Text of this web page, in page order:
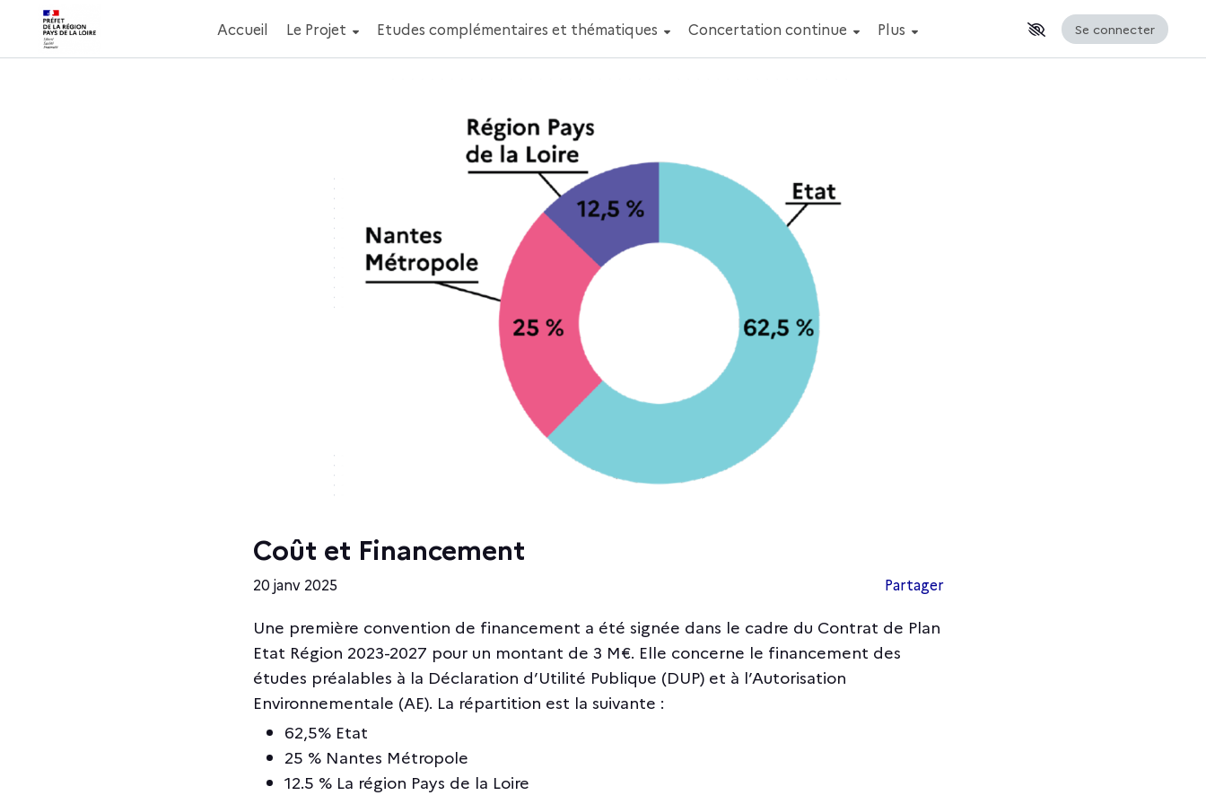
Accueil Le Projet Etudes complémentaires et thématiques Concertation continue Afficher la suite du menu
Plus Se connecter
Coût et Financement
20 janv 2025 Partager
Une première convention de financement a été signée dans le cadre du Contrat de Plan
Etat Région 2023-2027 pour un montant de 3 M€. Elle concerne le financement des
études préalables à la Déclaration d’Utilité Publique (DUP) et à l’Autorisation
Environnementale (AE). La répartition est la suivante :
62,5% Etat
25 % Nantes Métropole
12.5 % La région Pays de la Loire